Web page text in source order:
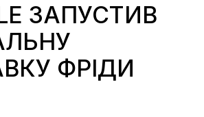
ЗАПУСТИВ
ФРІДИ